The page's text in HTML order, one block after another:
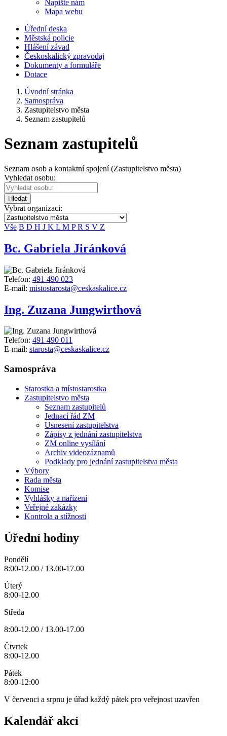
Napište nám
Mapa webu
Úřední deska
Městská policie
Hlášení závad
Českoskalický zpravodaj
Dokumenty a formuláře
Dotace
Úvodní stránka
Samospráva
Zastupitelstvo města
Seznam zastupitelů
Seznam zastupitelů
Seznam osob a kontaktní spojení (Zastupitelstvo města)
Vyhledat osobu:
Hledat
Vybrat organizaci:
Vše B D H J K L M PR S V Z
Bc. Gabriela Jiránková
Telefon: 491 490 023
E-mail: mistostarosta@ceskaskalice.cz
Ing. Zuzana Jungwirthová
Telefon: 491 490 011
E-mail: starosta@ceskaskalice.cz
Samospráva
Starostka a místostarostka
Zastupitelstvo města
Seznam zastupitelů
Jednací řád ZM
Usnesení zastupitelstva
Zápisy z jednání zastupitelstva
ZM online vysílání
Archiv videozáznamů
Podklady pro jednání zastupitelstva města
Výbory
Rada města
Komise
Vyhlášky a nařízení
Veřejné zakázky
Kontrola a stížnosti
Úřední hodiny
Pondělí
8:00-12.00 / 13.00-17.00
Úterý
8:00-12.00
Středa
8:00-12.00 / 13.00-17.00
Čtvrtek
8:00-12.00
Pátek
8:00-12:00
V červenci a srpnu je úřad každý pátek pro veřejnost uzavřen
Kalendář akcí